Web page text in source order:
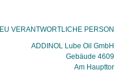
EU VERANTWORTLICHE PERSON
ADDINOL Lube Oil GmbH
Gebäude 4609
Am Haupttor